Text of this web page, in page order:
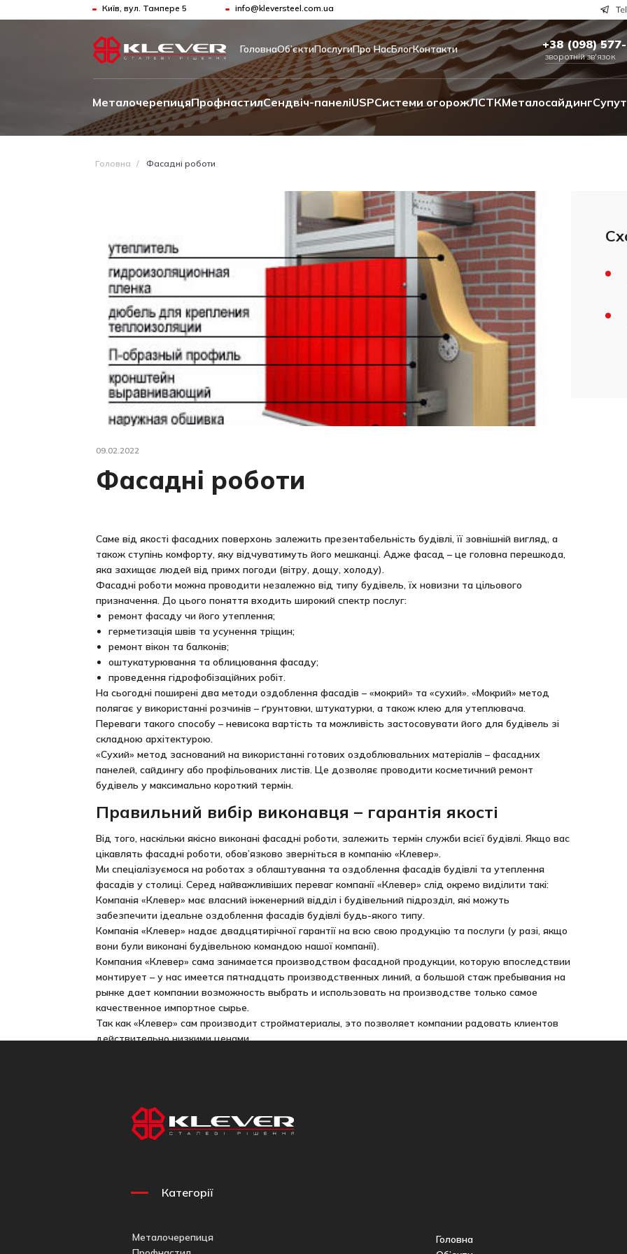
Київ, вул. Тампере 5 info@kleversteel.com.ua
ГоловнаОб’єктиПослугиПро НасБлогКонтакти +38 (098)
зворотній зв'язок
МеталочерепицяПрофнастилСендвіч-панеліUSPСистеми огорожЛСТКМеталосайдинг
Головна / Фасадні роботи
09.02.2022
Фасадні роботи
Саме від якості фасадних поверхонь залежить презентабельність будівлі, її зовнішній вигляд, а
також ступінь комфорту, яку відчуватимуть його мешканці. Адже фасад – це головна перешкода,
яка захищає людей від примх погоди (вітру, дощу, холоду).
Фасадні роботи можна проводити незалежно від типу будівель, їх новизни та цільового
призначення. До цього поняття входить широкий спектр послуг:
ремонт фасаду чи його утеплення;
герметизація швів та усунення тріщин;
ремонт вікон та балконів;
оштукатурювання та облицювання фасаду;
проведення гідрофобізаційних робіт.
На сьогодні поширені два методи оздоблення фасадів – «мокрий» та «сухий». «Мокрий» метод
полягає у використанні розчинів – ґрунтовки, штукатурки, а також клею для утеплювача.
Переваги такого способу – невисока вартість та можливість застосовувати його для будівель зі
складною архітектурою.
«Сухий» метод заснований на використанні готових оздоблювальних матеріалів – фасадних
панелей, сайдингу або профільованих листів. Це дозволяє проводити косметичний ремонт
будівель у максимально короткий термін.
Правильний вибір виконавця – гарантія якості
Від того, наскільки якісно виконані фасадні роботи, залежить термін служби всієї будівлі. Якщо вас
цікавлять фасадні роботи, обов’язково зверніться в компанію «Клевер».
Ми спеціалізуємося на роботах з облаштування та оздоблення фасадів будівлі та утеплення
фасадів у столиці. Серед найважливіших переваг компанії «Клевер» слід окремо виділити такі:
Компанія «Клевер» має власний інженерний відділ і будівельний підрозділ, які можуть
забезпечити ідеальне оздоблення фасадів будівлі будь-якого типу.
Компанія «Клевер» надає двадцятирічної гарантії на всю свою продукцію та послуги (у разі, якщо
вони були виконані будівельною командою нашої компанії).
Компания «Клевер» сама занимается производством фасадной продукции, которую впоследствии
монтирует – у нас имеется пятнадцать производственных линий, а большой стаж пребывания на
рынке дает компании возможность выбрать и использовать на производстве только самое
качественное импортное сырье.
Так как «Клевер» сам производит стройматериалы, это позволяет компании радовать клиентов
действительно низкими ценами.
Категорії
Металочерепиця
Головна